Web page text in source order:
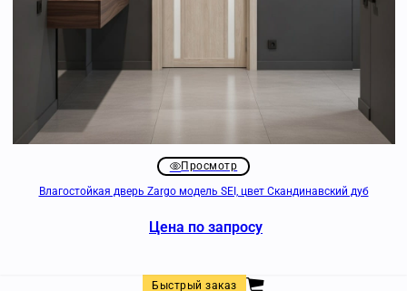
Просмотр
Влагостойкая дверь Zargo модель SEI, цвет Скандинавский дуб
Цена по запросу
Быстрый заказ